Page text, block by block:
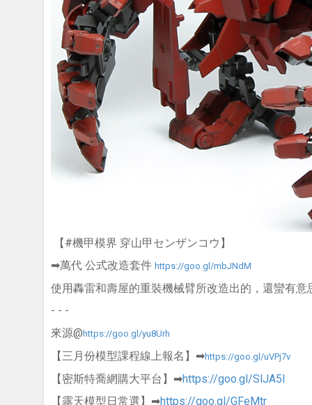
【#機甲模界 穿山甲センザンコウ 】
➡萬代 公式改造套件 https://goo.gl/mbJNdM
使用轟雷和壽屋的重裝機械臂所改造出的，還蠻有意
- - -
來源@ https://goo.gl/yu8Urh
【三月份模型課程線上報名】➡https://goo.gl/uVPj7v
【密斯特喬網購大平台】➡https://goo.gl/SlJA5I
【露天模型日常選】➡https://goo.gl/GFeMtr